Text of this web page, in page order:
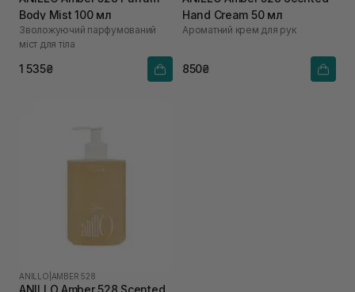
Body Mist 100 мл
Зволожуючий парфумований
міст для тіла
1 535₴
Hand Cream 50 мл
Ароматний крем для рук
850₴
ANILLO AMBER 528
ANILLO Amber 528 Scented